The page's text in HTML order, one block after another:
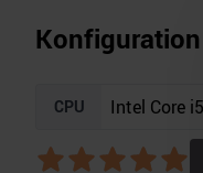
Konfiguration
CPU